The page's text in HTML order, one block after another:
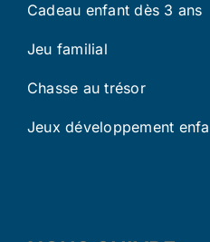
Cadeau enfant dès 3 ans
Jeu familial
Chasse au trésor
Jeux développement